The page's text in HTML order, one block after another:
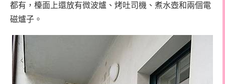
都有，檯面上還放有微波爐、烤吐司機、煮水壺和兩個電
磁爐子。